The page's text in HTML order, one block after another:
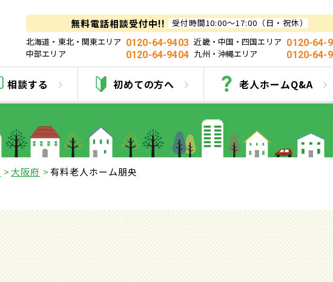
無料電話相談受付中!!
受付時間10:00～17:00（日・祝休）
北海道・東北・関東エリア 0120-64-9403 近畿・中国・四国エリア 0120-64-
中部エリア
0120-64-9404 九州・沖縄エリア 0120-64-
相談する 初めての方へ 老人ホームQ&A
有料老人ホーム朋央
大阪府 有料老人ホーム朋央